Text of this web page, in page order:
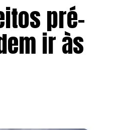
pré-
ir às